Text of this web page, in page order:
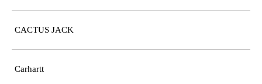
CACTUS JACK
Carhartt